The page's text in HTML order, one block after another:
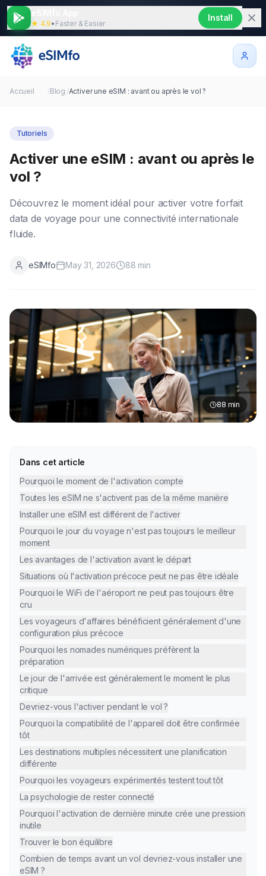
★ 4.9• Faster & Easier
Install
Accueil /Blog /Activer une eSIM : avant ou après le vol ?
Tutoriels
Activer une eSIM : avant ou après le
vol ?
Découvrez le moment idéal pour activer votre forfait
data de voyage pour une connectivité internationale
fluide.
eSIMfo May 31, 2026 88 min
88 min
Dans cet article
Pourquoi le moment de l'activation compte
Toutes les eSIM ne s'activent pas de la même manière
Installer une eSIM est différent de l'activer
Pourquoi le jour du voyage n'est pas toujours le meilleur
moment
Les avantages de l'activation avant le départ
Situations où l'activation précoce peut ne pas être idéale
Pourquoi le WiFi de l'aéroport ne peut pas toujours être
cru
Les voyageurs d'affaires bénéficient généralement d'une
configuration plus précoce
Pourquoi les nomades numériques préfèrent la
préparation
Le jour de l'arrivée est généralement le moment le plus
critique
Devriez-vous l'activer pendant le vol ?
Pourquoi la compatibilité de l'appareil doit être confirmée
tôt
Les destinations multiples nécessitent une planification
différente
Pourquoi les voyageurs expérimentés testent tout tôt
La psychologie de rester connecté
Pourquoi l'activation de dernière minute crée une pression
inutile
Trouver le bon équilibre
Combien de temps avant un vol devriez-vous installer une
eSIM ?